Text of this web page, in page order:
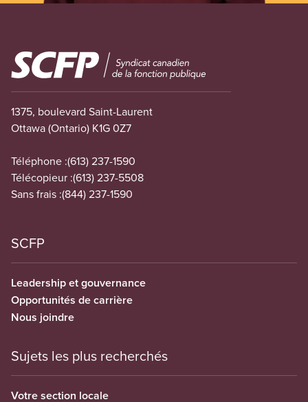
Image
1375, boulevard Saint-Laurent
Ottawa (Ontario) K1G 0Z7
Téléphone :(613) 237-1590
Télécopieur :(613) 237-5508
Sans frais :(844) 237-1590
SCFP
Leadership et gouvernance
Opportunités de carrière
Nous joindre
Sujets les plus recherchés
Votre section locale